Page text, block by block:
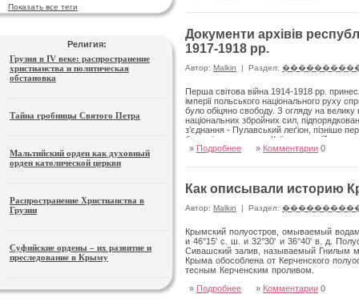
Показать все теги
Религия:
Грузия в IV веке: распространение
христианства и политическая
обстановка
Тайна гробницы Святого Петра
Мальтийский орден как духовный
орден католической церкви
Распространение Христианства в
Грузии
Суфийские ордены – их развитие и
преследование в Крыму
отмечает: "Поразительно, что очень
Документи архівів
1917-1918 рр.
Автор: Malkin | Раздел:
Перша світова війна 1914-1918 рр.
імперії польського національного руху
було обіцяно свободу. З огляду на велику
національних збройних сил,
з’єднання - Пулавський леґіон, пізніше
було відправлено до Київського
опинилася у районі Проскурова, звідки
головнокомандувачем ген. Корніловим
» Подробнее » Комментарии 0
Как описывали историю
Автор: Malkin | Раздел:
Крымский полуостров, омываемый
и 46°15' с. ш. и 32°30' и 36°40' в. д.
Сивашский залив, называемый Гнилым
Крыма обособлена от Керченского
тесным Керченским проливом.
» Подробнее » Комментарии 0